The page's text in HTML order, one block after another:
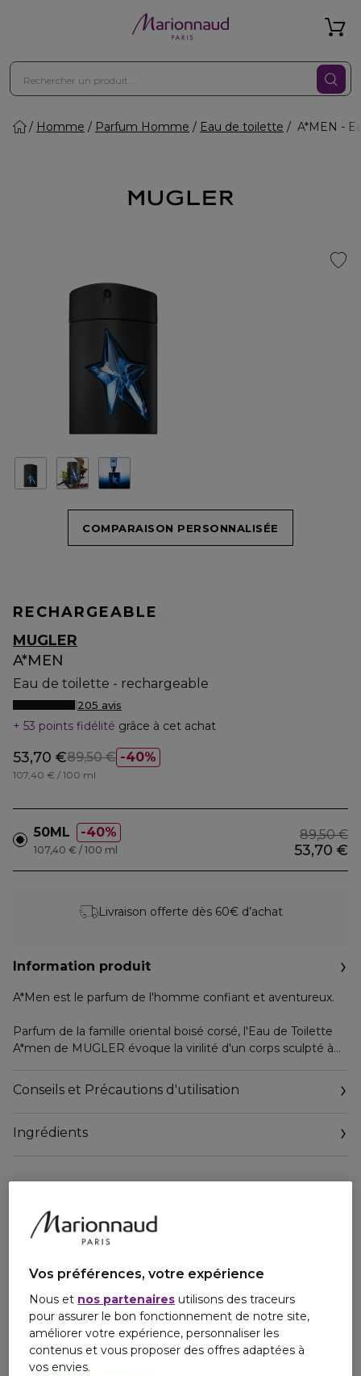
Homme Parfum Homme Eau de toilette A*MEN -
COMPARAISON PERSONNALISÉE
RECHARGEABLE
MUGLER
A*MEN
Eau de toilette - rechargeable
205 avis
53 points fidélité grâce à cet achat
40%
53,70 €89,50 €
107,40 € / 100 ml
50ML 40% 89,50 €
53,70 €
107,40 € / 100 ml
Livraison offerte dès 60€ d’achat
Information produit
A*Men est le parfum de l'homme confiant et aventureux.
Parfum de la famille oriental boisé corsé, l'Eau de Toilette
A*men de MUGLER évoque la virilité d'un corps sculpté à
audacieuse du héros à travers ses notes d'Absolu de café.
Une fragrance ardente et corsée au caractère intense et à
sommeille en chaque homme.
vision authentique et innovante du héros contemporain. Ce
charisme à travers deux dimensions olfactives.
Les notes boisées et masculines de patchouli mêlées à la
vanille Bourbon vibrent d'intensité et de virilité.
DIMENSION ARDENTE
Utilisée en overdose, la note de Café Absolu apporte un
caractère corsé et résolument masculin au parfum.
Conseils et Précautions d'utilisation
Ingrédients
Vos préférences, votre expérience
Nous et nos partenaires utilisons des traceurs
pour assurer le bon fonctionnement de notre site,
améliorer votre expérience, personnaliser les
contenus et vous proposer des offres adaptées à
vos envies.